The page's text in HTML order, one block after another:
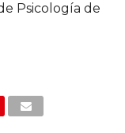
Psicología de